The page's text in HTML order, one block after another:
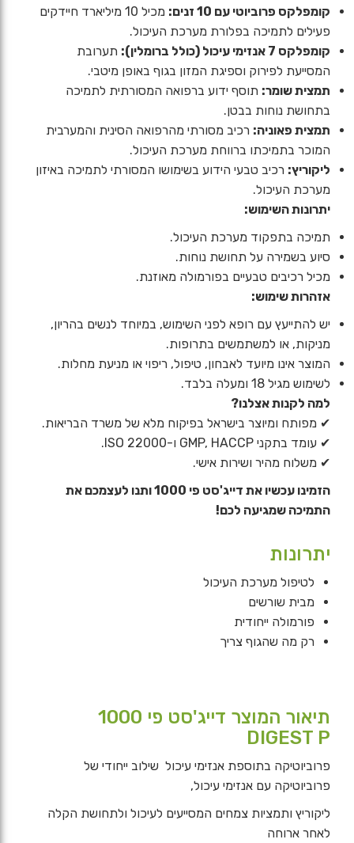
קומפלקס פרוביוטי עם 10 זנים:
מכיל 10 מיליארד חיידקים
פעילים לתמיכה בפלורת מערכת העיכול.
קומפלקס 7 אנזימי עיכול (כולל ברומלין):
תערובת
המסייעת לפירוק וספיגת המזון בגוף באופן מיטבי.
תמצית שומר: תוסף ידוע ברפואה המסורתית לתמיכה
בתחושת נוחות בבטן.
תמצית פאוניה: רכיב מסורתי מהרפואה הסינית והמערבית
המוכר בתמיכתו ברווחת מערכת העיכול.
ליקוריץ: רכיב טבעי הידוע בשימושו המסורתי לתמיכה באיזון
מערכת העיכול.
יתרונות השימוש:
תמיכה בתפקוד מערכת העיכול.
סיוע בשמירה על תחושת נוחות.
מכיל רכיבים טבעיים בפורמולה מאוזנת.
אזהרות שימוש:
יש להתייעץ עם רופא לפני השימוש, במיוחד לנשים בהריון,
מניקות, או למשתמשים בתרופות.
המוצר אינו מיועד לאבחון, טיפול, ריפוי או מניעת מחלות.
לשימוש מגיל 18 ומעלה בלבד.
למה לקנות אצלנו?
✔ מפותח ומיוצר בישראל בפיקוח מלא של משרד הבריאות.
✔ עומד בתקני GMP, HACCP ו-ISO 22000.
✔ משלוח מהיר ושירות אישי.
הזמינו עכשיו את דייג'סט פי 1000 ותנו לעצמכם את
התמיכה שמגיעה לכם!
יתרונות
לטיפול מערכת העיכול
מבית שורשים
פורמולה ייחודית
רק מה שהגוף צריך
תיאור המוצר דייג'סט פי 1000
DIGEST P
פרוביוטיקה בתוספת אנזימי עיכול שילוב ייחודי של
פרוביוטיקה עם אנזימי עיכול,
ליקוריץ ותמציות צמחים המסייעים לעיכול ולתחושת הקלה
לאחר ארוחה